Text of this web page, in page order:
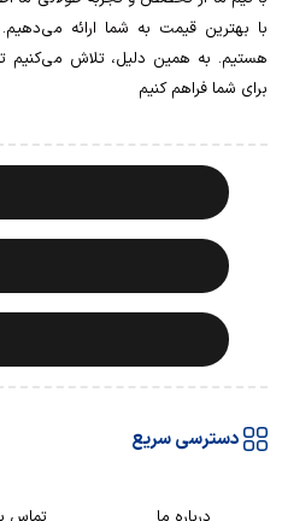
با بهترین قیمت به شما ارائه
هستیم. به همین دلیل، تلاش می‌کنیم
برای شما فراهم کنیم
دسترسی سریع